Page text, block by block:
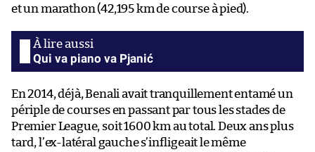
et un marathon (42,195 km de course à pied).
Qui va piano va Pjanić
En 2014, déjà, Benali avait tranquillement entamé un
périple de courses en passant par tous les stades de
Premier League, soit 1600 km au total. Deux ans plus
tard, l’ex-latéral gauche s’infligeait le même